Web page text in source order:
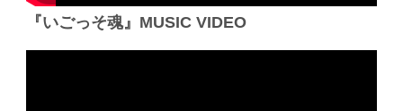
『いごっそ魂』MUSIC VIDEO